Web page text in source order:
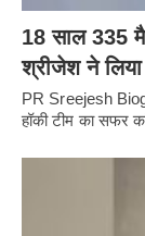
18 साल 335
श्रीजेश ने
PR Sreejesh
हॉकी टीम का सफर